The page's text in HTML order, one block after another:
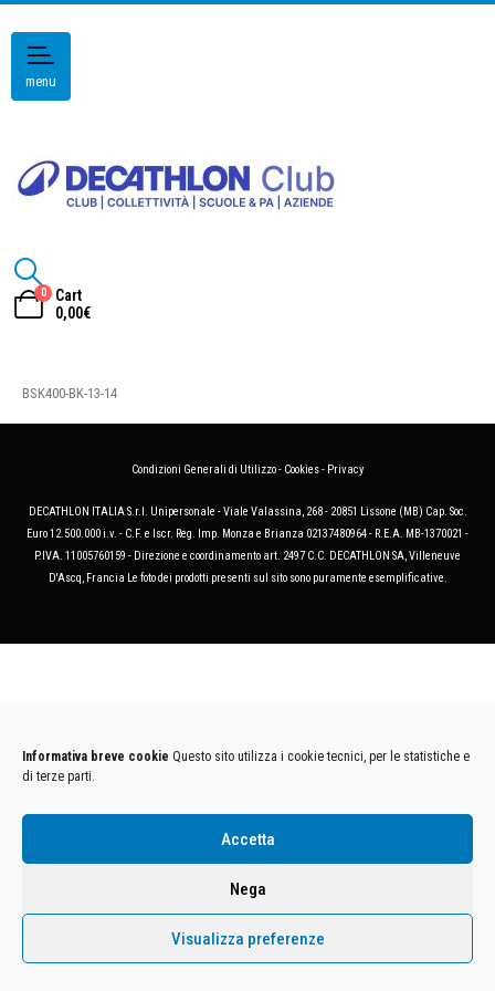
Informativa breve cookie Questo sito utilizza i cookie tecnici, per le statistiche e
di terze parti.
Accetta
Nega
Visualizza preferenze
menu
0
Cart
0,00€
BSK400-BK-13-14
Condizioni Generali di Utilizzo- Cookies- Privacy
DECATHLON ITALIA S.r.l. Unipersonale - Viale Valassina, 268 - 20851 Lissone (MB) Cap. Soc.
Euro 12.500.000 i.v. - C.F. e Iscr. Reg. Imp. Monza e Brianza 02137480964 - R.E.A. MB-1370021 -
P.IVA. 11005760159 - Direzione e coordinamento art. 2497 C.C. DECATHLON SA, Villeneuve
D'Ascq, Francia Le foto dei prodotti presenti sul sito sono puramente esemplificative.